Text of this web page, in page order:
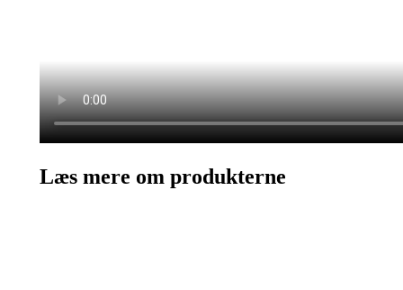
Læs mere om produkterne